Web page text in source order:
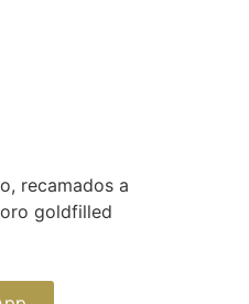
recamados a
goldfilled